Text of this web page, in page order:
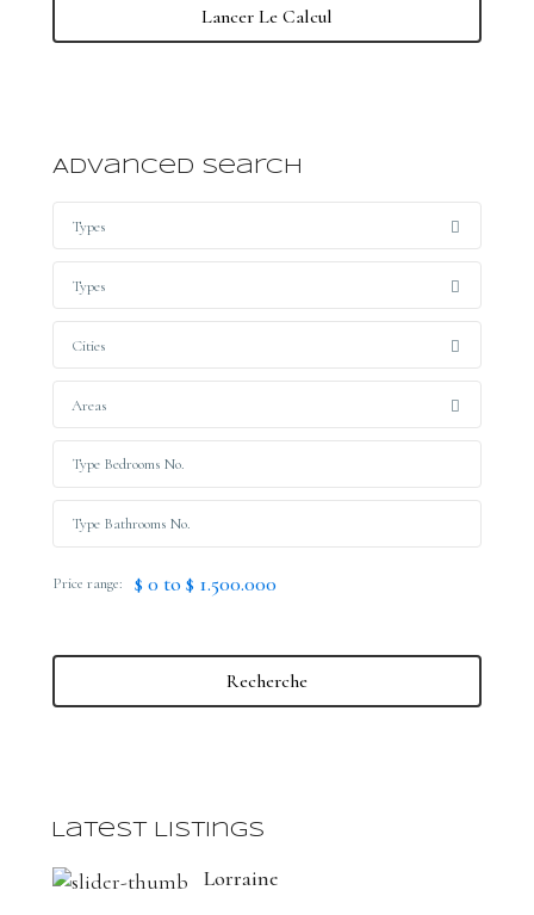
Lancer Le Calcul
Advanced Search
Types
Types
Cities
Areas
Price range: $ 0 to $ 1.500.000
Recherche
Latest Listings
Lorraine